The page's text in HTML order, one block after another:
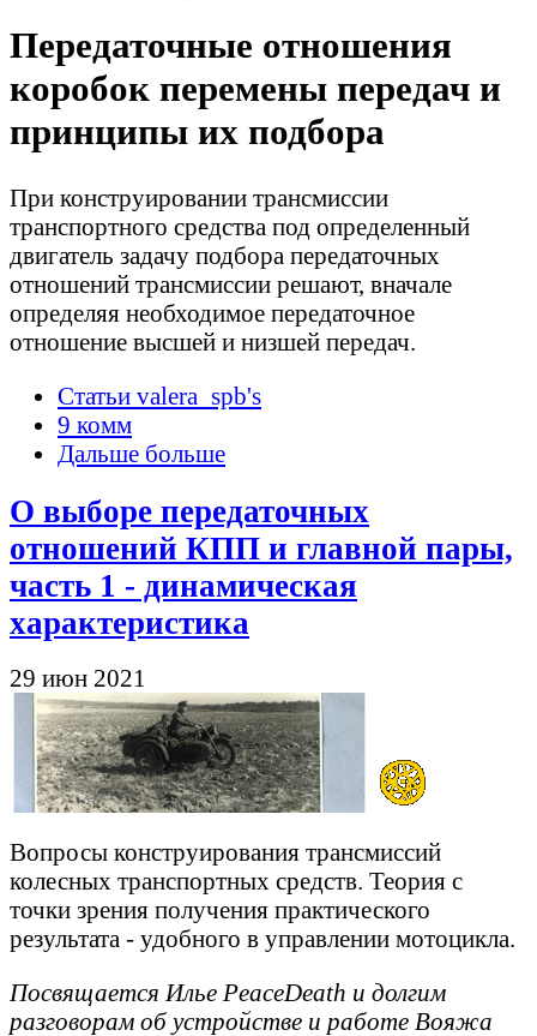
Передаточные отношения
коробок перемены передач и
принципы их подбора
При конструировании трансмиссии
транспортного средства под определенный
двигатель задачу подбора передаточных
отношений трансмиссии решают, вначале
определяя необходимое передаточное
отношение высшей и низшей передач.
Статьи valera_spb's
9 комм
Дальше больше
О выборе передаточных
отношений КПП и главной пары,
часть 1 - динамическая
характеристика
29 июн 2021
Вопросы конструирования трансмиссий
колесных транспортных средств. Теория с
точки зрения получения практического
результата - удобного в управлении мотоцикла.
Посвящается Илье PeaceDeath и долгим
разговорам об устройстве и работе Вояжа